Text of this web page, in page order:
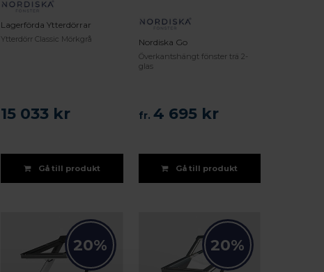
Lagerförda Ytterdörrar
Ytterdörr Classic Mörkgrå
15 033 kr
Gå till produkt
Nordiska Go
Överkantshängt fönster trä 2-
glas
fr. 4 695 kr
Gå till produkt
20% 20%